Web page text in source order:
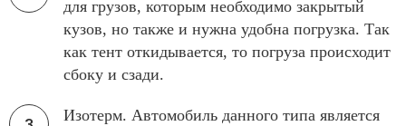
для грузов, которым необходимо закрытый
кузов, но также и нужна удобна погрузка. Так
как тент откидывается, то погруза происходит
сбоку и сзади.
Изотерм. Автомобиль данного типа является